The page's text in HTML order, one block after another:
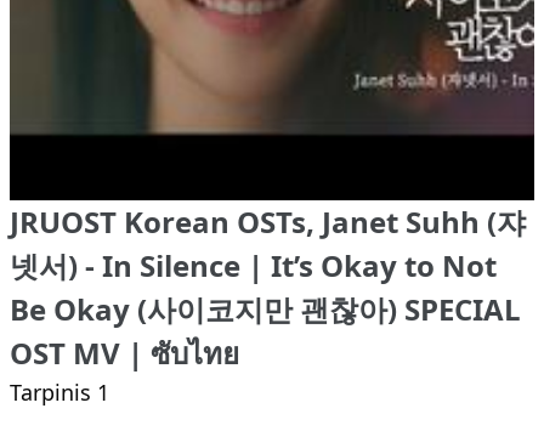
JRUOST Korean OSTs, Janet Suhh (쟈
넷서) - In Silence | It’s Okay to Not
Be Okay (사이코지만 괜찮아) SPECIAL
OST MV | ซับไทย
Tarpinis 1